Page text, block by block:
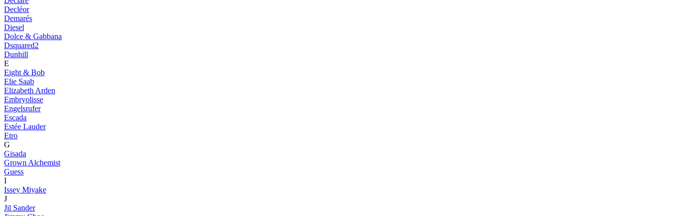
Decléor
Demarés
Diesel
Dolce & Gabbana
Dsquared2
Dunhill
E
Eight & Bob
Elie Saab
Elizabeth Arden
Embryolisse
Engelsrufer
Escada
Estée Lauder
Etro
G
Gisada
Grown Alchemist
Guess
I
Issey Miyake
J
Jil Sander